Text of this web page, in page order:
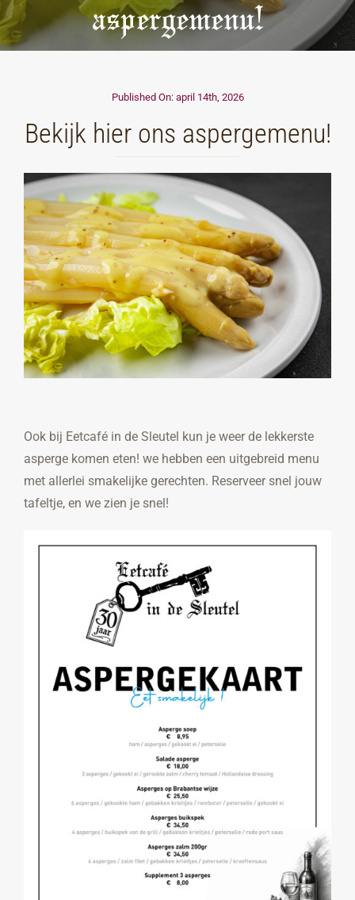
aspergemenu!
Published On: april 14th, 2026
Bekijk hier ons aspergemenu!
Ook bij Eetcafé in de Sleutel kun je weer de lekkerste
asperge komen eten! we hebben een uitgebreid menu
met allerlei smakelijke gerechten. Reserveer snel jouw
tafeltje, en we zien je snel!